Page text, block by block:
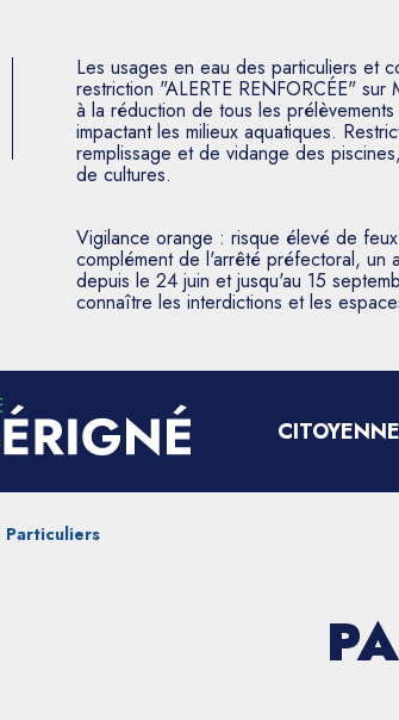
Les usages en eau des particuliers et
restriction "ALERTE RENFORCÉE"
à la réduction de tous les
impactant les milieux aquatiques.
remplissage et de vidange des
de cultures.
Vigilance orange : risque élevé de
complément de l'arrêté préfectoral, un
depuis le 24 juin et jusqu'au 15
connaître les interdictions et les
CITOYENNE
Particuliers